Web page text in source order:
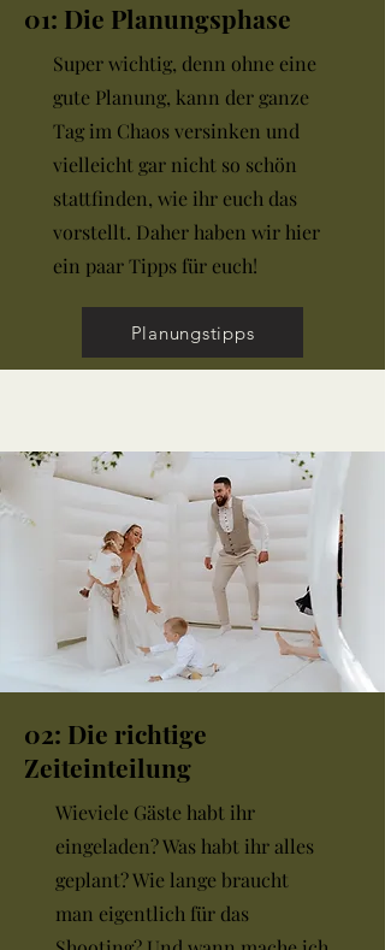
01: Die Planungsphase
Super wichtig, denn ohne eine
gute Planung, kann der ganze
Tag im Chaos versinken und
vielleicht gar nicht so schön
stattfinden, wie ihr euch das
vorstellt. Daher haben wir hier
ein paar Tipps für euch!
Planungstipps
02: Die richtige
Zeiteinteilung
Wieviele Gäste habt ihr
eingeladen? Was habt ihr alles
geplant? Wie lange braucht
man eigentlich für das